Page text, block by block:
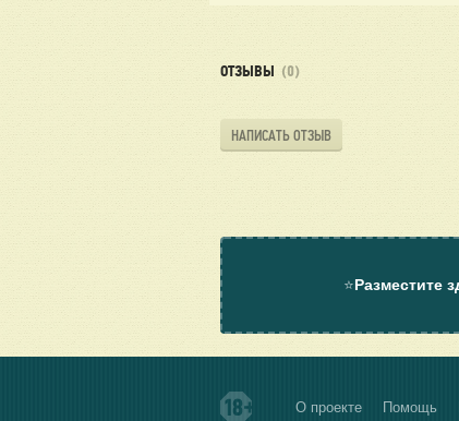
ОТЗЫВЫ (0)
НАПИСАТЬ ОТЗЫВ
⭐Разместите
О проекте Помощь